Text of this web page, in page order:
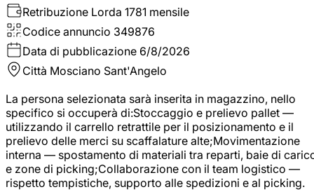
Retribuzione Lorda 1781 mensile
Codice annuncio 349876
Data di pubblicazione 6/8/2026
Città Mosciano Sant'Angelo
La persona selezionata sarà inserita in magazzino, nello
specifico si occuperà di:Stoccaggio e prelievo pallet —
utilizzando il carrello retrattile per il posizionamento e il
prelievo delle merci su scaffalature alte;Movimentazione
interna — spostamento di materiali tra reparti, baie di
e zone di picking;Collaborazione con il team logistico —
rispetto tempistiche, supporto alle spedizioni e al picking.